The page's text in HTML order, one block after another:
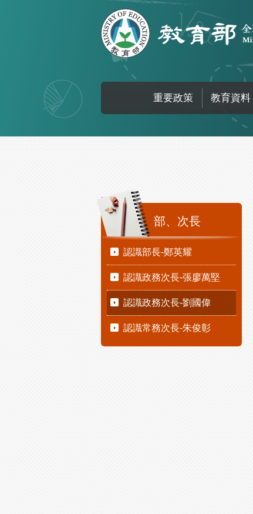
重要政策 教育資料
:::
部、次長
認識部長-鄭英耀
認識政務次長-張廖萬堅
認識政務次長-劉國偉
認識常務次長-朱俊彰